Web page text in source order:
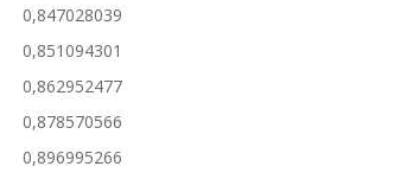
0,847028039
0,851094301
0,862952477
0,878570566
0,896995266